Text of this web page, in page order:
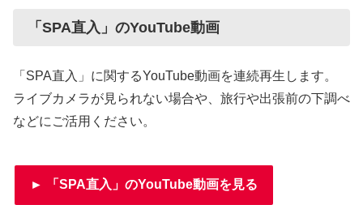
「SPA直入」のYouTube動画
「SPA直入」に関するYouTube動画を連続再生します。
ライブカメラが見られない場合や、旅行や出張前の下調べ
などにご活用ください。
► 「SPA直入」のYouTube動画を見る